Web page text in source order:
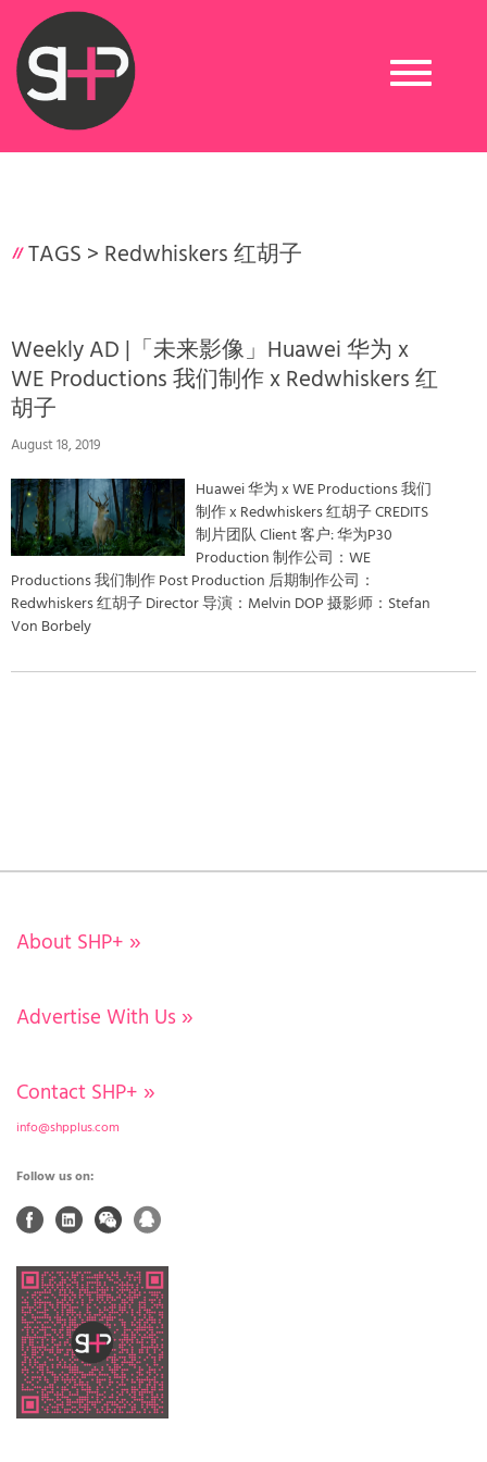
Toggle
navigation
TAGS > Redwhiskers 红胡子
Weekly AD |「未来影像」Huawei 华为 x
WE Productions 我们制作 x Redwhiskers 红
胡子
August 18, 2019
Huawei 华为 x WE Productions 我们
制作 x Redwhiskers 红胡子 CREDITS
制片团队 Client 客户: 华为P30
Production 制作公司：WE
Productions 我们制作 Post Production 后期制作公司：
Redwhiskers 红胡子 Director 导演：Melvin DOP 摄影师：Stefan
Von Borbely
About SHP+ »
Advertise With Us »
Contact SHP+ »
info@shpplus.com
Follow us on: